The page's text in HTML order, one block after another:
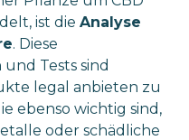
ist die Analyse
. Diese
Tests sind
legal anbieten zu
ebenso wichtig sind,
oder schädliche